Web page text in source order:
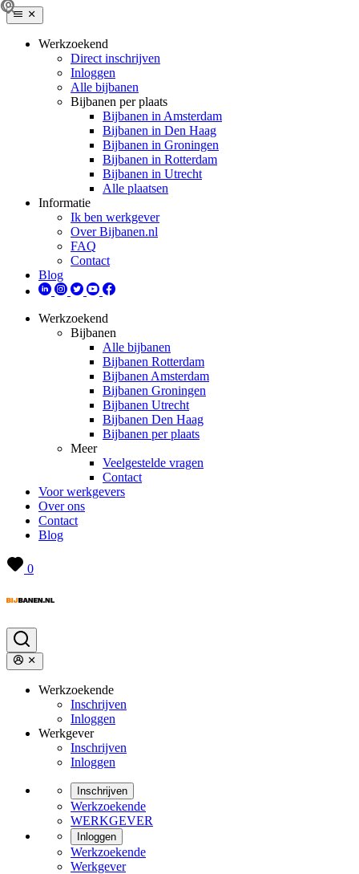
Werkzoekend
Direct inschrijven
Inloggen
Alle bijbanen
Bijbanen per plaats
Bijbanen in Amsterdam
Bijbanen in Den Haag
Bijbanen in Groningen
Bijbanen in Rotterdam
Bijbanen in Utrecht
Alle plaatsen
Informatie
Ik ben werkgever
Over Bijbanen.nl
FAQ
Contact
Blog
Werkzoekend
Bijbanen
Alle bijbanen
Bijbanen Rotterdam
Bijbanen Amsterdam
Bijbanen Groningen
Bijbanen Utrecht
Bijbanen Den Haag
Bijbanen per plaats
Meer
Veelgestelde vragen
Contact
Voor werkgevers
Over ons
Contact
Blog
0
Werkzoekende
Inschrijven
Inloggen
Werkgever
Inschrijven
Inloggen
Inschrijven
Werkzoekende
WERKGEVER
Inloggen
Werkzoekende
Werkgever